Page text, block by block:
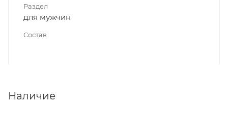
Раздел
для мужчин
Состав
Наличие